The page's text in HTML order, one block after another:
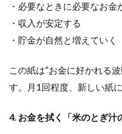
・必要なときに必要なお金
・収入が安定する
・貯金が自然と増えていく
この紙は“お金に好かれる
す。月1回程度、新しい紙
4. お金を拭く「米のとぎ汁